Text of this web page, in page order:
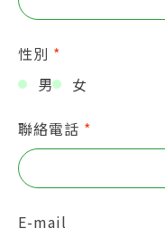
性別 *
男
女
聯絡電話 *
E-mail